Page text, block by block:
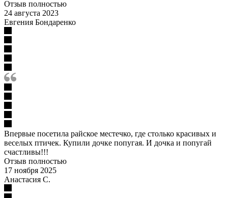
Отзыв полностью
24 августа 2023
Евгения Бондаренко
Впервые посетила райское местечко, где столько красивых и
веселых птичек. Купили дочке попугая. И дочка и попугай
счастливы!!!
Отзыв полностью
17 ноября 2025
Анастасия С.